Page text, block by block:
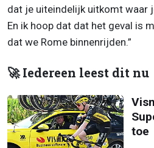
dat je uiteindelijk uitkomt waar
En ik hoop dat dat het geval is
dat we Rome binnenrijden.”
🚀 Iedereen leest dit nu
toe